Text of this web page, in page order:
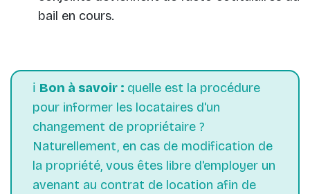
bail en cours.
ℹ️ Bon à savoir : quelle est la procédure
pour informer les locataires d'un
changement de propriétaire ?
Naturellement, en cas de modification de
la propriété, vous êtes libre d'employer un
avenant au contrat de location afin de